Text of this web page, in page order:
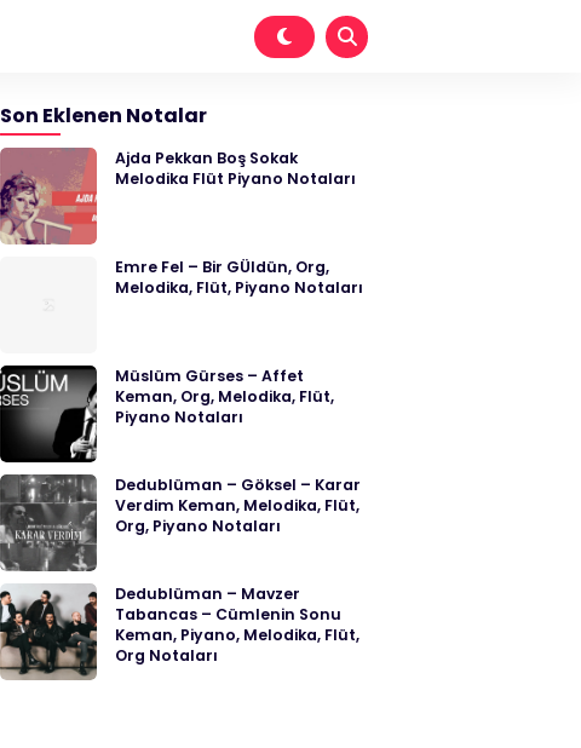
Son Eklenen Notalar
Ajda Pekkan Boş Sokak
Melodika Flüt Piyano Notaları
Emre Fel – Bir GÜldün, Org,
Melodika, Flüt, Piyano Notaları
Müslüm Gürses – Affet
Keman, Org, Melodika, Flüt,
Piyano Notaları
Dedublüman – Göksel – Karar
Verdim Keman, Melodika, Flüt,
Org, Piyano Notaları
Dedublüman – Mavzer
Tabancas – Cümlenin Sonu
Keman, Piyano, Melodika, Flüt,
Org Notaları